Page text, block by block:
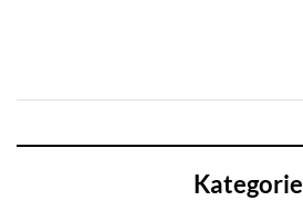
Kategorie